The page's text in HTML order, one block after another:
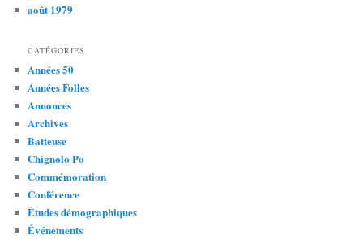
août 1979
CATÉGORIES
Années 50
Années Folles
Annonces
Archives
Batteuse
Chignolo Po
Commémoration
Conférence
Études démographiques
Événements